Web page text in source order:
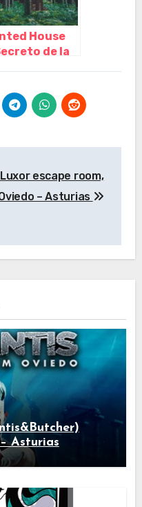
House
de la
Escape
Gijón –
Luxor escape room,
– Asturias
Asturias